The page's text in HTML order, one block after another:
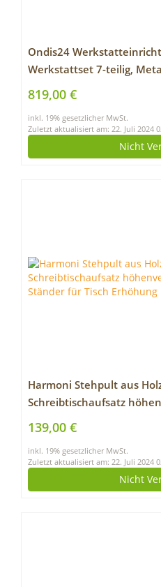
Ondis24
Werkstattset 7-teilig,
Werkzeugschrank
Lochwand mit Hakenset, 2
819,00 €
inkl. 19% gesetzlicher MwSt.
Zuletzt aktualisiert am: 22. Juli 2024
Nicht
Harmoni Stehpult aus
Schreibtischaufsatz
Computertisch – Ständer
Home Office
139,00 €
inkl. 19% gesetzlicher MwSt.
Zuletzt aktualisiert am: 22. Juli 2024
Nicht